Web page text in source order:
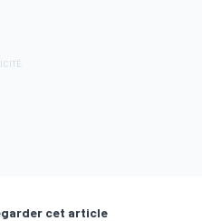
cet article